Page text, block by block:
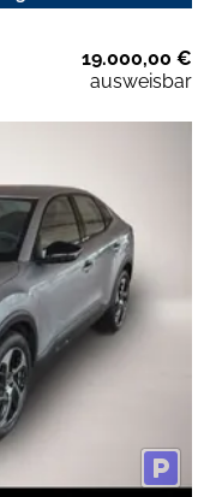
19.000,00 €
ausweisbar